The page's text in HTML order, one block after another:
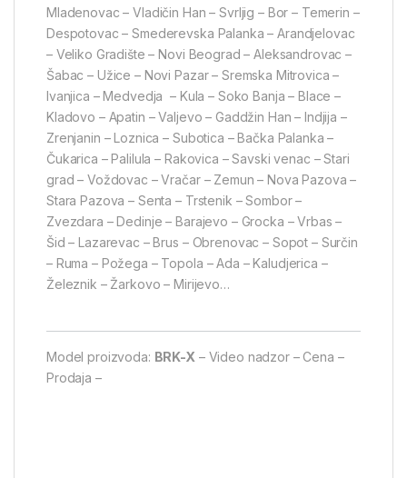
Mladenovac – Vladičin Han – Svrljig – Bor – Temerin –
Despotovac – Smederevska Palanka – Arandjelovac
– Veliko Gradište – Novi Beograd – Aleksandrovac –
Šabac – Užice – Novi Pazar – Sremska Mitrovica –
Ivanjica – Medvedja – Kula – Soko Banja – Blace –
Kladovo – Apatin – Valjevo – Gaddžin Han – Indjija –
Zrenjanin – Loznica – Subotica – Bačka Palanka –
Čukarica – Palilula – Rakovica – Savski venac – Stari
grad – Voždovac – Vračar – Zemun – Nova Pazova –
Stara Pazova – Senta – Trstenik – Sombor –
Zvezdara – Dedinje – Barajevo – Grocka – Vrbas –
Šid – Lazarevac – Brus – Obrenovac – Sopot – Surčin
– Ruma – Požega – Topola – Ada – Kaludjerica –
Železnik – Žarkovo – Mirijevo…
Model proizvoda: BRK-X – Video nadzor – Cena –
Prodaja –